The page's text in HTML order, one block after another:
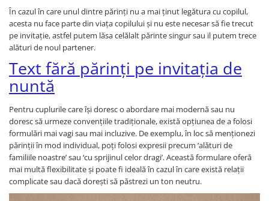
În cazul în care unul dintre părinți nu a mai ținut legătura cu copilul,
acesta nu face parte din viața copilului și nu este necesar să fie trecut
pe invitație, astfel putem lăsa celălalt părinte singur sau il putem trece
alături de noul partener.
Text fără părinți pe invitația de
nuntă
Pentru cuplurile care își doresc o abordare mai modernă sau nu
doresc să urmeze convențiile tradiționale, există opțiunea de a folosi
formulări mai vagi sau mai incluzive. De exemplu, în loc să menționezi
părinții în mod individual, poți folosi expresii precum ‘alături de
familiile noastre’ sau ‘cu sprijinul celor dragi’. Această formulare oferă
mai multă flexibilitate și poate fi ideală în cazul în care există relații
complicate sau dacă dorești să păstrezi un ton neutru.